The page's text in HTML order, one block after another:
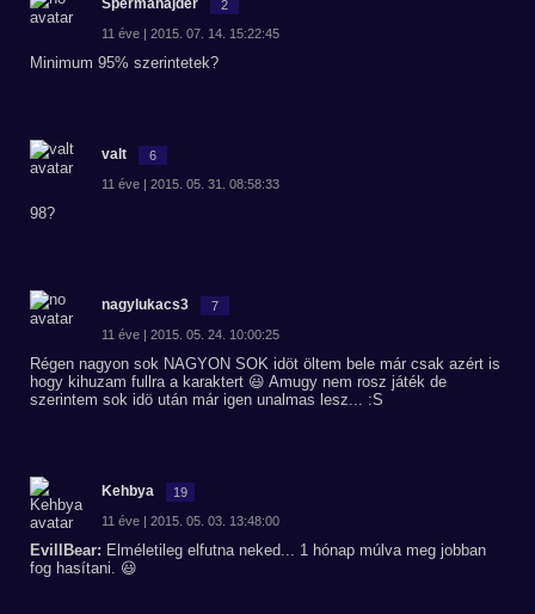
Spermahajder 2
11 éve | 2015. 07. 14. 15:22:45
Minimum 95% szerintetek?
valt 6
11 éve | 2015. 05. 31. 08:58:33
98?
nagylukacs3 7
11 éve | 2015. 05. 24. 10:00:25
Régen nagyon sok NAGYON SOK idöt öltem bele már csak azért is
hogy kihuzam fullra a karaktert 😃 Amugy nem rosz játék de
szerintem sok idö után már igen unalmas lesz... :S
Kehbya 19
11 éve | 2015. 05. 03. 13:48:00
EvillBear: Elméletileg elfutna neked... 1 hónap múlva meg jobban
fog hasítani. 😃